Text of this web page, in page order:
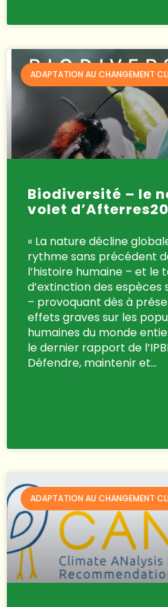
ADAPTATION AU CHANGEMENT
Biodiversité – le
volet
« La nature décline
rythme sans précédent
l’histoire humaine – et le
d’extinction des espèces
– provoquant dès à
effets graves sur les
humaines du monde
le dernier rapport de
Défendre, maintenir et…
ADAPTATION AU CHANGEMENT